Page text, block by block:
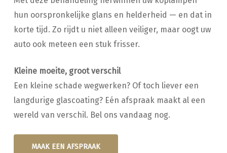
hun oorspronkelijke glans en helderheid — en dat in
korte tijd. Zo rijdt u niet alleen veiliger, maar oogt uw
auto ook meteen een stuk frisser.
Kleine moeite, groot verschil
Een kleine schade wegwerken? Of toch liever een
langdurige glascoating? Eén afspraak maakt al een
wereld van verschil. Bel ons vandaag nog.
MAAK EEN AFSPRAAK